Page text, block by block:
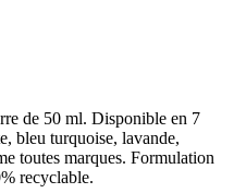
de 50 ml. Disponible en 7
bleu turquoise, lavande,
toutes marques. Formulation
recyclable.